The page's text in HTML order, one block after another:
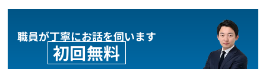
職員が丁寧にお話を伺います
初回無料